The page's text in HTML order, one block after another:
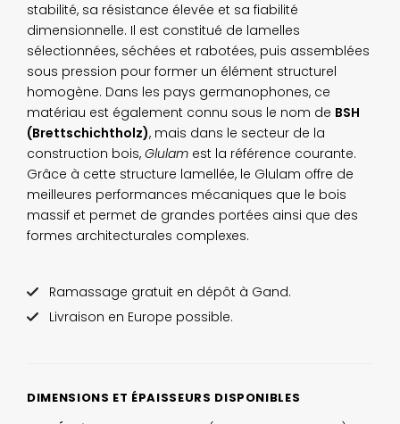
stabilité, sa résistance élevée et sa fiabilité
dimensionnelle. Il est constitué de lamelles
sélectionnées, séchées et rabotées, puis assemblées
sous pression pour former un élément structurel
homogène. Dans les pays germanophones, ce
matériau est également connu sous le nom de BSH
(Brettschichtholz), mais dans le secteur de la
construction bois, Glulam est la référence courante.
Grâce à cette structure lamellée, le Glulam offre de
meilleures performances mécaniques que le bois
massif et permet de grandes portées ainsi que des
formes architecturales complexes.
Ramassage gratuit en dépôt à Gand.
Livraison en Europe possible.
DIMENSIONS ET ÉPAISSEURS DISPONIBLES